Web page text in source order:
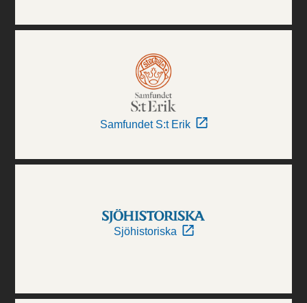
Samfundet S:t Erik
Sjöhistoriska